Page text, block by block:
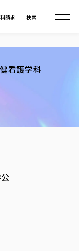
請求 検索
・大学院TOP
・就職 TOP
看護学科